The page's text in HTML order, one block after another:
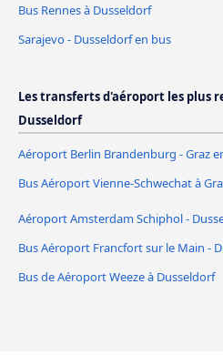
Bus Rennes à Dusseldorf
Sarajevo - Dusseldorf en bus
Les transferts d'aéroport les plus
Dusseldorf
Aéroport Berlin Brandenburg - Graz
Bus Aéroport Vienne-Schwechat à
Aéroport Amsterdam Schiphol -
Bus Aéroport Francfort sur le Main -
Bus de Aéroport Weeze à Dusseldorf